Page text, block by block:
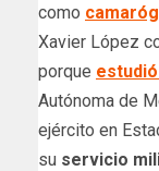
como
Xavier López
porque
Autónoma de
ejército en
su servicio